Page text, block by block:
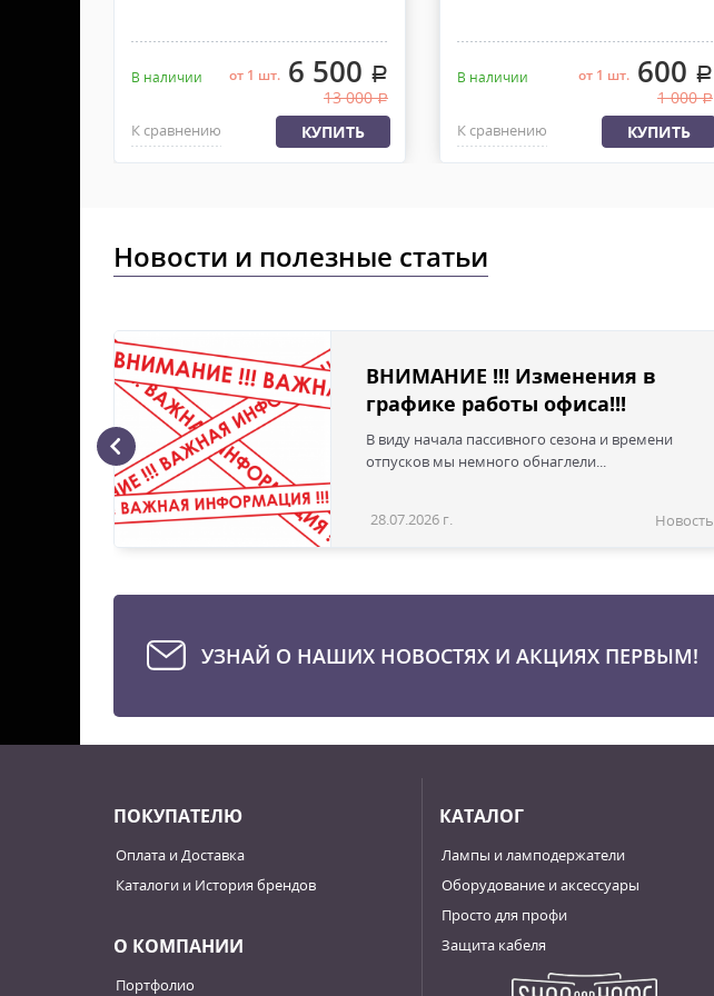
В наличии от 1 шт.6 500 .
13 000.
К сравнению КУПИТЬ
В наличии от 1 шт. 600 .
1 000.
К сравнению КУПИТЬ
Новости и полезные статьи
ВНИМАНИЕ !!! Изменения в
графике работы офиса!!!
В виду начала пассивного сезона и времени
отпусков мы немного обнаглели...
28.07.2026 г. Новость
УЗНАЙ О НАШИХ НОВОСТЯХ И АКЦИЯХ ПЕРВЫМ!
ПОКУПАТЕЛЮ
Оплата и Доставка
Каталоги и История брендов
О КОМПАНИИ
Портфолио
КАТАЛОГ
Лампы и ламподержатели
Оборудование и аксессуары
Просто для профи
Защита кабеля